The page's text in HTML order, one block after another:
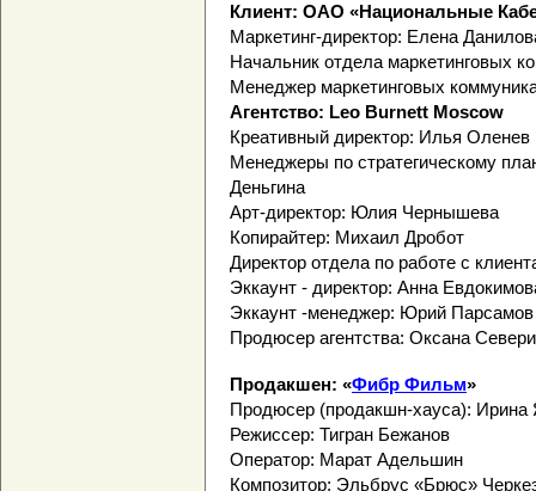
Клиент: ОАО «Национальные
Маркетинг-директор: Елена
Начальник отдела маркетинговых
Менеджер маркетинговых
Агентство: Leo Burnett Moscow
Креативный директор: Илья Оленев
Менеджеры по стратегическому
Деньгина
Арт-директор: Юлия Чернышева
Копирайтер: Михаил Дробот
Директор отдела по работе с
Эккаунт - директор: Анна
Эккаунт -менеджер: Юрий Парсамов
Продюсер агентства: Оксана
Продакшен: «Фибр Фильм»
Продюсер (продакшн-хауса): Ирина
Режиссер: Тигран Бежанов
Оператор: Марат Адельшин
Композитор: Эльбрус «Брюс»